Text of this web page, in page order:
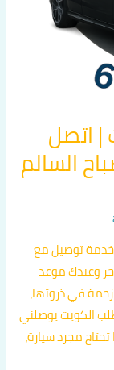
| اتصل
صباح السالم
خدمة توصيل مع
وعندك موعد
في ذروتها،
الكويت يوصلني
مجرد سيارة،